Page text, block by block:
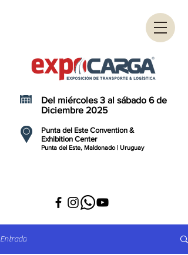
Punta del Este Convention &
Exhibition Center
Punta del Este, Maldonado | Uruguay
Del miércoles 3 al sábado 6 de
Diciembre 2025
Entrada